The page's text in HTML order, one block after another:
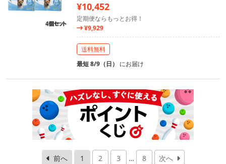
¥10,452
定期便ならもっとお得！
¥9,929
送料無料
最短 8/9（日） にお届け
前へ 1 2 3 … 8 次へ